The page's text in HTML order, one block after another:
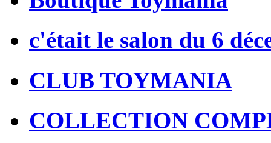
c'était le salon du 6
CLUB TOYMANIA
COLLECTION